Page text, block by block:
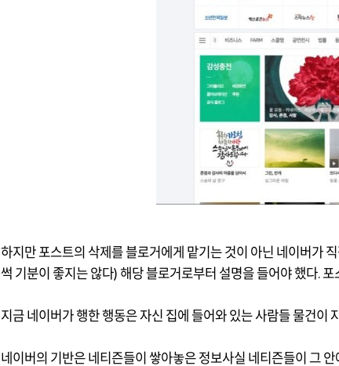
하지만 포스트의 삭제를 블로거에게 맡기는 것이 아닌 네이버가
썩 기분이 좋지는 않다) 해당 블로거로부터 설명을 들어야 했다 포
지금 네이버가 행한 행동은 자신 집에 들어와 있는 사람들 물건이
네이버의 기반은 네티즌들이 쌓아놓은 정보사실 네티즌들이 그